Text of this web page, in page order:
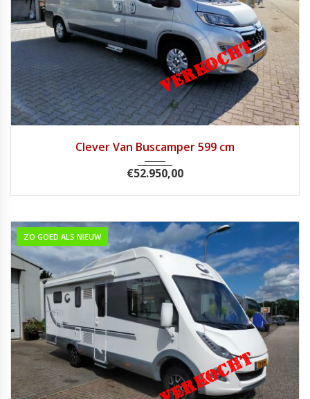
Clever Van Buscamper 599 cm
€52.950,00
ZO GOED ALS NIEUW